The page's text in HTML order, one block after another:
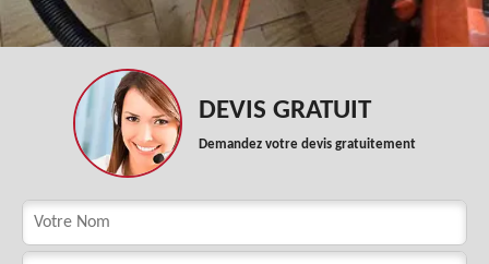
DEVIS GRATUIT
Demandez votre devis gratuitement